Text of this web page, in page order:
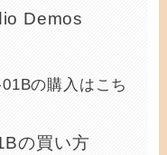
Demos
の購入はこち
の買い方